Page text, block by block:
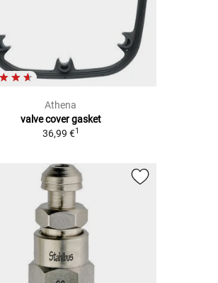
Athena
valve cover gasket
36,99 €1